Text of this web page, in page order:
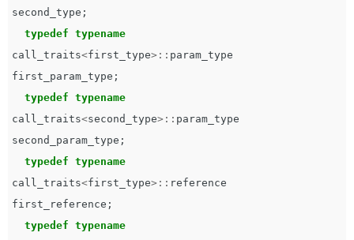
second_type ;
typedef typename
call_traits<first_type>:: param_type
first_param_type ;
typedef typename
call_traits<second_type>:: param_type
second_param_type ;
typedef typename
call_traits<first_type>:: reference
first_reference ;
typedef typename